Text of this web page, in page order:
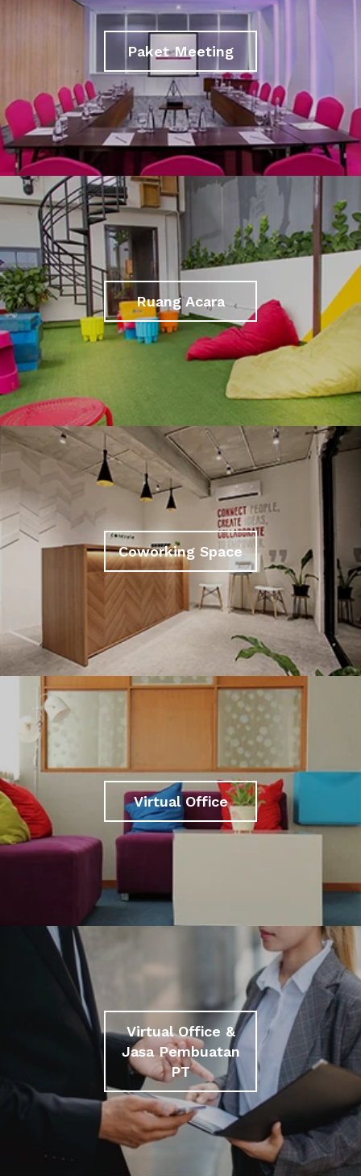
Paket Meeting
Ruang Acara
Coworking Space
Virtual Office
Virtual Office &
Jasa Pembuatan
PT